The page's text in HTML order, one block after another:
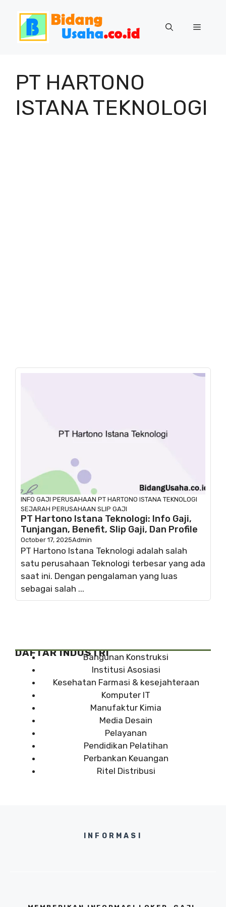
Menu
PT HARTONO
ISTANA TEKNOLOGI
INFO GAJI PERUSAHAAN PT HARTONO ISTANA TEKNOLOGI
SEJARAH PERUSAHAAN SLIP GAJI
PT Hartono Istana Teknologi: Info Gaji,
Tunjangan, Benefit, Slip Gaji, Dan Profile
October 17, 2025Admin
PT Hartono Istana Teknologi adalah salah
satu perusahaan Teknologi terbesar yang ada
saat ini. Dengan pengalaman yang luas
sebagai salah ...
DAFTAR INDUSTRIBangunan Konstruksi
Institusi Asosiasi
Kesehatan Farmasi & kesejahteraan
Komputer IT
Manufaktur Kimia
Media Desain
Pelayanan
Pendidikan Pelatihan
Perbankan Keuangan
Ritel Distribusi
INFORMASI